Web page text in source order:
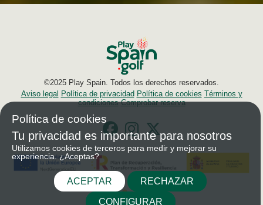
©2025 Play Spain. Todos los derechos reservados.
Aviso legal Política de privacidad Política de cookies Términos y
condiciones Comprobar reserva
Política de cookies
Tu privacidad es importante para nosotros
Utilizamos cookies de terceros para medir y mejorar su
experiencia. ¿Aceptas?
ACEPTAR RECHAZAR
CONFIGURAR